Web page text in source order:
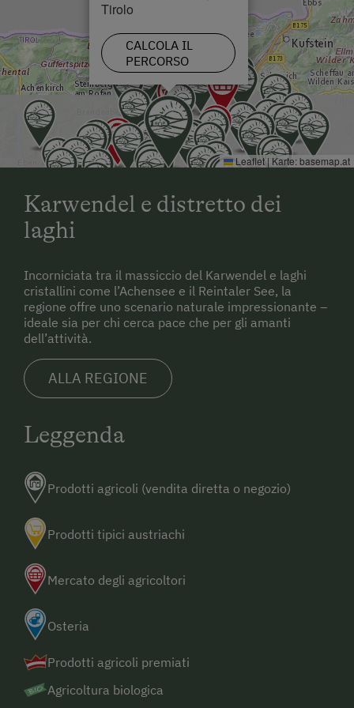
Tirolo
CALCOLA IL
PERCORSO
Leaflet | Karte:basemap.at
Karwendel e distretto dei
laghi
Incorniciata tra il massiccio del Karwendel e laghi
cristallini come l’Achensee e il Reintaler See, la
regione offre uno scenario naturale impressionante –
ideale sia per chi cerca pace che per gli amanti
dell’attività.
ALLA REGIONE
Leggenda
Prodotti agricoli (vendita diretta o negozio)
Prodotti tipici austriachi
Mercato degli agricoltori
Osteria
Prodotti agricoli premiati
Agricoltura biologica